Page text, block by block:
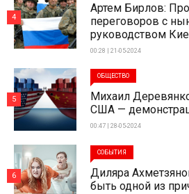
Артем Бирлов:
переговоров с
руководством
00:28 | 21-05-2024
4
ОБЩЕСТВО
Михаил
США —
00:47 | 28-05-2024
5
СОБЫТИЯ
Диляра
быть одной из
6